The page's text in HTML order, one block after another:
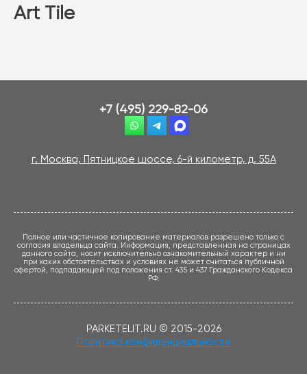
Art Tile
+7 (495) 229-82-06
г. Москва, Пятницкое шоссе, 6-й километр, д. 55А
Полное или частичное копирование материалов разрешено только с
согласия владельца сайта. Информация, представленная на страницах
данного сайта, носит исключительно ознакомительный характер и ни
при каких обстоятельствах и условиях не может считаться публичной
офертой, подпадающей под положения ст. 435 и 437 Гражданского Кодекса
РФ.
PARKETELIT.RU © 2015-2026
Политика конфиденциальности